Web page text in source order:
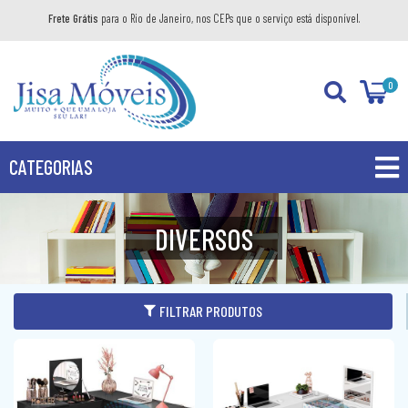
Frete Grátis para o Rio de Janeiro, nos CEPs que o serviço está disponível.
0
CATEGORIAS
PROMOÇÕES
PRODUTOS
BANHEIRO
KIT GABINETE
BALCÃO
BANDEJA DECORATIVA
DORMITÓRIO
DIVERSOS
FILTRAR PRODUTOS